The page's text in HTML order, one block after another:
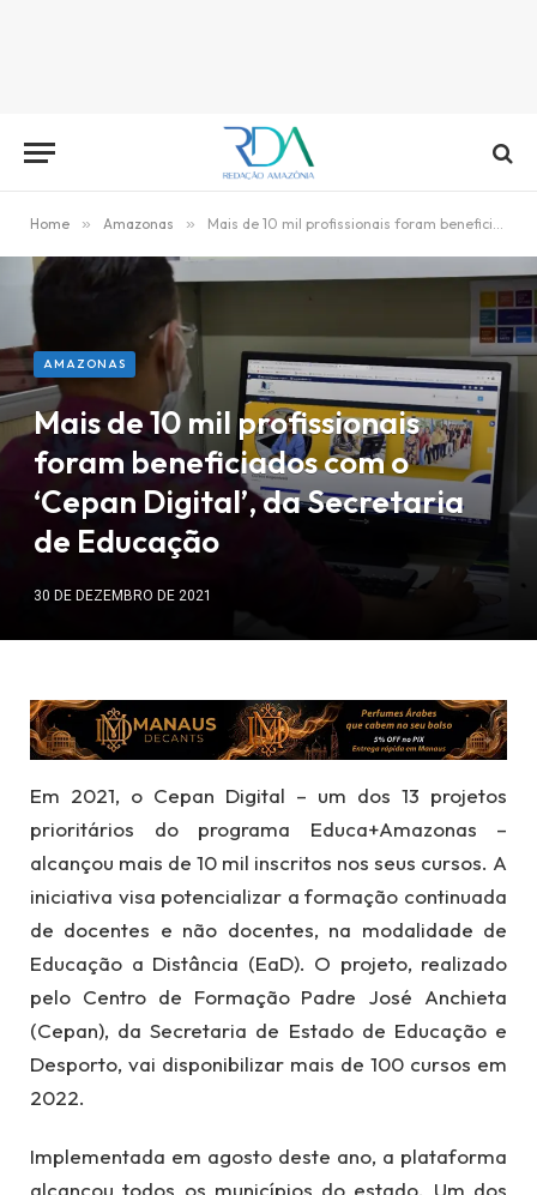
Home » Amazonas » Mais de 10 mil profissionais foram beneficiados com o ‘Cepan Digital’, da Secretaria de Educação
AMAZONAS
Mais de 10 mil profissionais
foram beneficiados com o
‘Cepan Digital’, da Secretaria
de Educação
30 DE DEZEMBRO DE 2021
Em 2021, o Cepan Digital – um dos 13 projetos
prioritários do programa Educa+Amazonas –
alcançou mais de 10 mil inscritos nos seus cursos. A
iniciativa visa potencializar a formação continuada
de docentes e não docentes, na modalidade de
Educação a Distância (EaD). O projeto, realizado
pelo Centro de Formação Padre José Anchieta
(Cepan), da Secretaria de Estado de Educação e
Desporto, vai disponibilizar mais de 100 cursos em
2022.
Implementada em agosto deste ano, a plataforma
alcançou todos os municípios do estado. Um dos